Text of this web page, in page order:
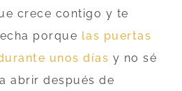
crece contigo y te
porque las puertas
unos días y no sé
abrir después de